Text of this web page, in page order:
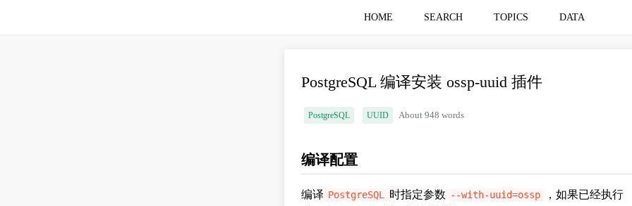
HOME SEARCH TOPICS DATA
PostgreSQL 编译安装 ossp-uuid 插件
PostgreSQL UUID About 948 words
编译配置
编译 PostgreSQL 时指定参数 --with-uuid=ossp
，如果已经执行